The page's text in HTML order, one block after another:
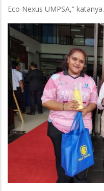
Eco Nexus UMPSA,” katanya.